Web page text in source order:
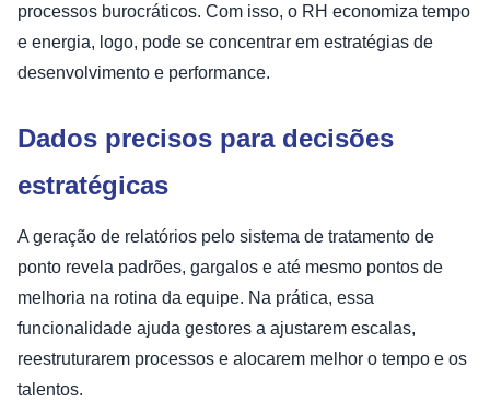
processos burocráticos. Com isso, o RH economiza tempo
e energia, logo, pode se concentrar em estratégias de
desenvolvimento e performance.
Dados precisos para decisões
estratégicas
A geração de relatórios pelo sistema de tratamento de
ponto revela padrões, gargalos e até mesmo pontos de
melhoria na rotina da equipe. Na prática, essa
funcionalidade ajuda gestores a ajustarem escalas,
reestruturarem processos e alocarem melhor o tempo e os
talentos.